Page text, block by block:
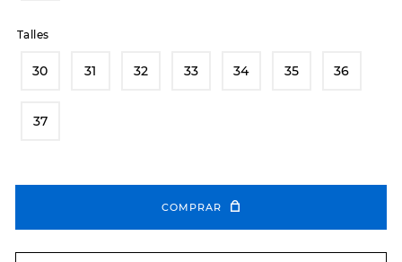
Talles
30 31 32 33 34 35 36
37
COMPRAR